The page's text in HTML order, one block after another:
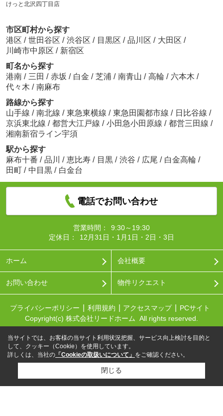
けっと北沢四丁目店
市区町村から探す
港区 / 世田谷区 / 渋谷区 / 目黒区 / 品川区 / 大田区 /
川崎市中原区 / 新宿区
町名から探す
港南 / 三田 / 赤坂 / 白金 / 芝浦 / 南青山 / 高輪 / 六本木 /
代々木 / 南麻布
路線から探す
山手線 / 南北線 / 東急東横線 / 東急田園都市線 / 日比谷線 /
京浜東北線 / 都営大江戸線 / 小田急小田原線 / 都営三田線 /
湘南新宿ライン宇須
駅から探す
麻布十番 / 品川 / 恵比寿 / 目黒 / 渋谷 / 広尾 / 白金高輪 /
田町 / 中目黒 / 白金台
電話でお問い合わせ
営業時間：
9:30～19:30
定休日：
12月31日・1月1日・2日・3日
ホーム 会社概要
お問い合わせ 物件リクエスト
プライバシーポリシー 利用規約 アクセスマップ
PCサイト
Copyright(c) 株式会社リードホーム All rights reserved.
当サイトでは、お客様の当サイト利用状況把握、サービス向上検討を目的と
して、クッキー（Cookie）を使用しています。
詳しくは、当社の 「Cookieの取扱いについて」 をご確認ください。
閉じる